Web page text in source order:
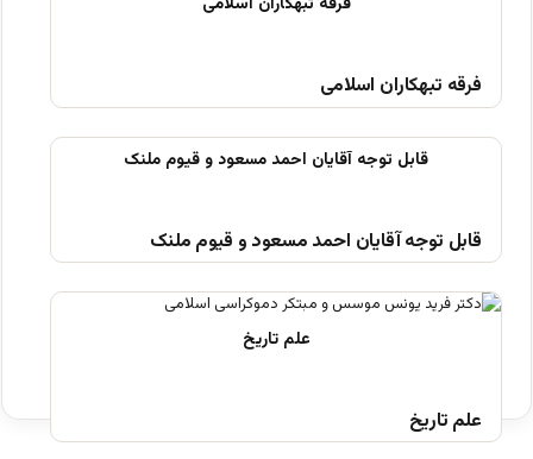
فرقه تبهکاران اسلامی
قابل توجه آقایان احمد مسعود و قیوم ملنک
علم تاریخ